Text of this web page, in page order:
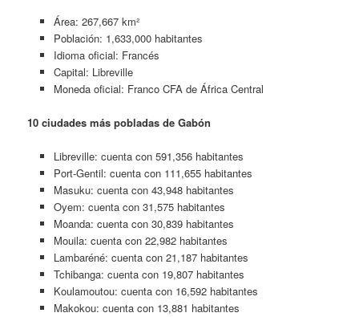
Área: 267,667 km²
Población: 1,633,000 habitantes
Idioma oficial: Francés
Capital: Libreville
Moneda oficial: Franco CFA de África Central
10 ciudades más pobladas de Gabón
Libreville: cuenta con 591,356 habitantes
Port-Gentil: cuenta con 111,655 habitantes
Masuku: cuenta con 43,948 habitantes
Oyem: cuenta con 31,575 habitantes
Moanda: cuenta con 30,839 habitantes
Mouila: cuenta con 22,982 habitantes
Lambaréné: cuenta con 21,187 habitantes
Tchibanga: cuenta con 19,807 habitantes
Koulamoutou: cuenta con 16,592 habitantes
Makokou: cuenta con 13,881 habitantes